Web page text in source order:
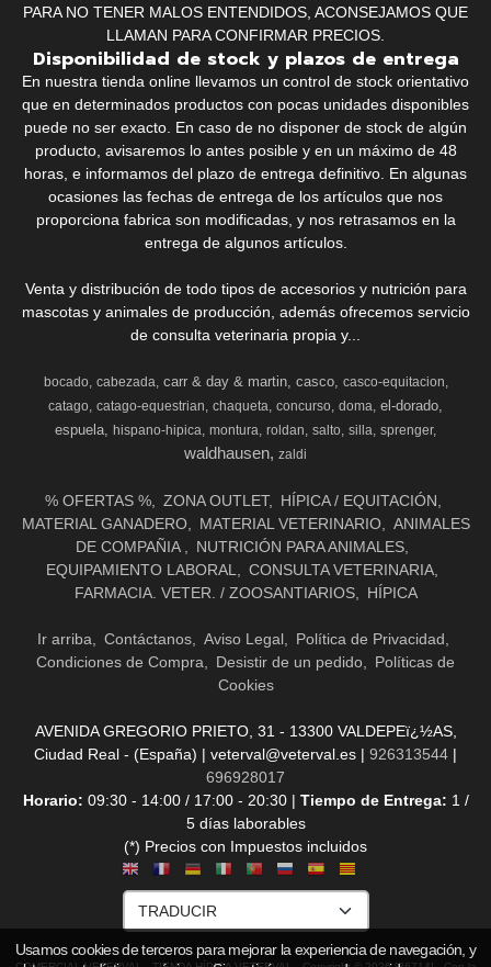
PARA NO TENER MALOS ENTENDIDOS, ACONSEJAMOS QUE
LLAMAN PARA CONFIRMAR PRECIOS.
Disponibilidad de stock y plazos de entrega
En nuestra tienda online llevamos un control de stock orientativo
que en determinados productos con pocas unidades disponibles
puede no ser exacto. En caso de no disponer de stock de algún
producto, avisaremos lo antes posible y en un máximo de 48
horas, e informamos del plazo de entrega definitivo. En algunas
ocasiones las fechas de entrega de los artículos que nos
proporciona fabrica son modificadas, y nos retrasamos en la
entrega de algunos artículos.
Venta y distribución de todo tipos de accesorios y nutrición para
mascotas y animales de producción, además ofrecemos servicio
de consulta veterinaria propia y...
bocado cabezada carr & day & martin casco
casco-equitacion
catago catago-equestrian chaqueta concurso doma el-dorado
espuela
hispano-hipica montura roldan salto silla sprenger
waldhausen zaldi
% OFERTAS % ZONA OUTLET
HÍPICA / EQUITACIÓN
MATERIAL GANADERO
MATERIAL VETERINARIO
ANIMALES
DE COMPAÑIA
NUTRICIÓN PARA ANIMALES
EQUIPAMIENTO LABORAL
CONSULTA VETERINARIA
FARMACIA. VETER. / ZOOSANTIARIOS
HÍPICA
Ir arriba Contáctanos Aviso Legal
Política de Privacidad
Condiciones de Compra
Desistir de un pedido
Políticas de
Cookies
AVENIDA GREGORIO PRIETO, 31 - 13300 VALDEPEï¿½AS,
Ciudad Real - (España) | veterval@veterval.es | 926313544 |
696928017
Horario: 09:30 - 14:00 / 17:00 - 20:30 | Tiempo de Entrega: 1 /
5 días laborables
(*) Precios con Impuestos incluidos
Usamos cookies de terceros para mejorar la experiencia de navegación, y